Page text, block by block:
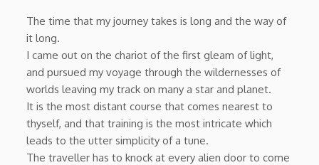
The time that my journey takes is long and the way of
it long.
I came out on the chariot of the first gleam of light,
and pursued my voyage through the wildernesses of
worlds leaving my track on many a star and planet.
It is the most distant course that comes nearest to
thyself, and that training is the most intricate which
leads to the utter simplicity of a tune.
The traveller has to knock at every alien door to come